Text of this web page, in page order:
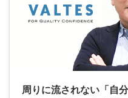
周りに流されない「自